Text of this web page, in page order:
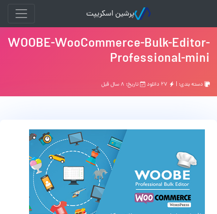
پرشین اسکریپت
WOOBE-WooCommerce-Bulk-Editor-
Professional-mini
دسته بندی: | تاریخ: ۸ سال قبل